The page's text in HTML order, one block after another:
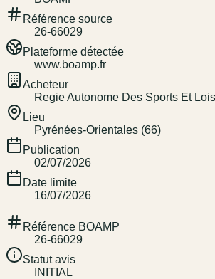
Référence source
26-66029
Plateforme détectée
www.boamp.fr
Acheteur
Regie Autonome Des Sports Et
Lieu
Pyrénées-Orientales (66)
Publication
02/07/2026
Date limite
16/07/2026
Référence BOAMP
26-66029
Statut avis
INITIAL